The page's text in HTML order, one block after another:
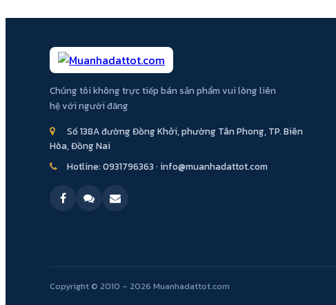
Chúng tôi không trực tiếp bán sản phẩm vui lòng liên
hệ với người đăng
Số 138A đường Đồng Khởi, phường Tân Phong, TP. Biên
Hòa, Đồng Nai
Hotline:0931796363 · info@muanhadattot.com
Copyright © 2010 – 2026 Muanhadattot.com